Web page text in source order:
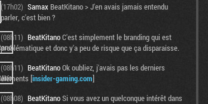
(17h02) Samax BeatKitano > J'en avais jamais entendu
parler, c'est bien ?
(08h11) BeatKitanoC'est simplement le branding qui est
problématique et donc y'a peu de risque que ça disparaisse.
(08h11) BeatKitanoOk oubliez, j'avais pas les derniers
éléments [insider-gaming.com]
(08h08) BeatKitanoSi vous avez un quelconque intérêt dans